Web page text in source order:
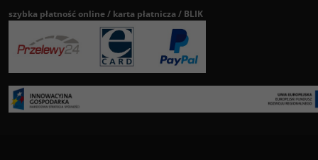
szybka płatność online / karta płatnicza / BLIK